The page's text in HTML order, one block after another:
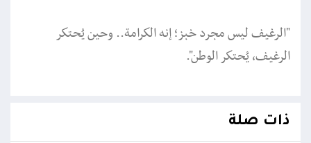
"الرغيف ليس مجرد خبز؛ إنه الكرامة.. وحين يُحتكر
الرغيف، يُحتكر الوطن".
ذات صلة